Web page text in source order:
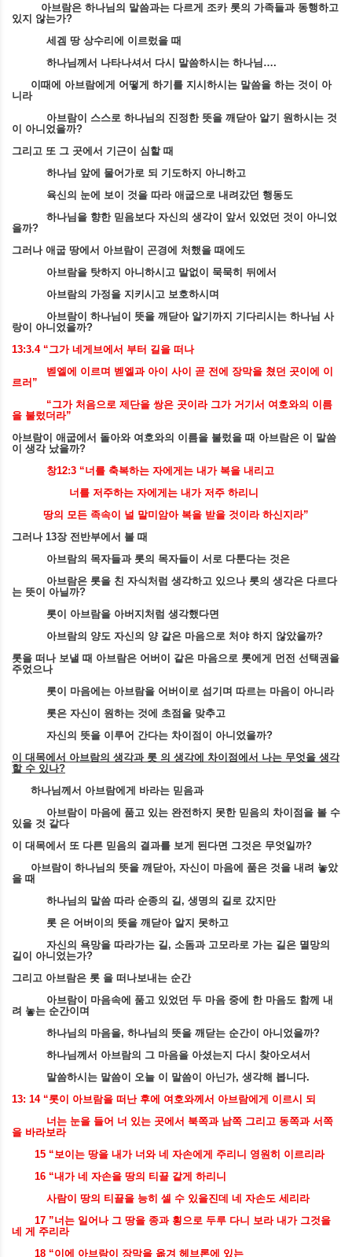
아브람은 하나님의 말씀과는 다르게 조카 롯의 가족들과 동행하고
있지 않는가?
세겜 땅 상수리에 이르렀을 때
하나님께서 나타나셔서 다시 말씀하시는 하나님….
이때에 아브람에게 어떻게 하기를 지시하시는 말씀을 하는 것이 아
니라
아브람이 스스로 하나님의 진정한 뜻을 깨닫아 알기 원하시는 것
이 아니었을까?
그리고 또 그 곳에서 기근이 심할 때
하나님 앞에 물어가로 되 기도하지 아니하고
육신의 눈에 보이 것을 따라 애굽으로 내려갔던 행동도
하나님을 향한 믿음보다 자신의 생각이 앞서 있었던 것이 아니었
을까?
그러나 애굽 땅에서 아브람이 곤경에 처했을 때에도
아브람을 탓하지 아니하시고 말없이 묵묵히 뒤에서
아브람의 가정을 지키시고 보호하시며
아브람이 하나님이 뜻을 깨닫아 알기까지 기다리시는 하나님 사
랑이 아니었을까?
13:3.4 “그가 네게브에서 부터 길을 떠나
벧엘에 이르며 벧엘과 아이 사이 곧 전에 장막을 쳤던 곳이에 이
르러”
“그가 처음으로 제단을 쌍은 곳이라 그가 거기서 여호와의 이름
을 불렀더라”
아브람이 애굽에서 돌아와 여호와의 이름을 불렀을 때 아브람은 이 말씀
이 생각 났을까?
창12:3 “너를 축복하는 자에게는 내가 복을 내리고
너를 저주하는 자에게는 내가 저주 하리니
땅의 모든 족속이 널 말미암아 복을 받을 것이라 하신지라”
그러나 13장 전반부에서 볼 때
아브람의 목자들과 롯의 목자들이 서로 다툰다는 것은
아브람은 롯을 친 자식처럼 생각하고 있으나 롯의 생각은 다르다
는 뜻이 아닐까?
롯이 아브람을 아버지처럼 생각했다면
아브람의 양도 자신의 양 같은 마음으로 처야 하지 않았을까?
롯을 떠나 보낼 때 아브람은 어버이 같은 마음으로 롯에게 먼전 선택권을
주었으나
롯이 마음에는 아브람을 어버이로 섬기며 따르는 마음이 아니라
롯은 자신이 원하는 것에 초점을 맞추고
자신의 뜻을 이루어 간다는 차이점이 아니었을까?
이 대목에서 아브람의 생각과 롯 의 생각에 차이점에서 나는 무엇을 생각
할 수 있나?
하나님께서 아브람에게 바라는 믿음과
아브람이 마음에 품고 있는 완전하지 못한 믿음의 차이점을 볼 수
있을 것 같다
이 대목에서 또 다른 믿음의 결과를 보게 된다면 그것은 무엇일까?
아브람이 하나님의 뜻을 깨닫아, 자신이 마음에 품은 것을 내려 놓았
을 때
하나님의 말씀 따라 순종의 길, 생명의 길로 갔지만
롯 은 어버이의 뜻을 깨닫아 알지 못하고
자신의 욕망을 따라가는 길, 소돔과 고모라로 가는 길은 멸망의
길이 아니었는가?
그리고 아브람은 롯 을 떠나보내는 순간
아브람이 마음속에 품고 있었던 두 마음 중에 한 마음도 함께 내
려 놓는 순간이며
하나님의 마음을, 하나님의 뜻을 깨닫는 순간이 아니었을까?
하나님께서 아브람의 그 마음을 아셨는지 다시 찾아오셔서
말씀하시는 말씀이 오늘 이 말씀이 아닌가, 생각해 봅니다.
13: 14 “롯이 아브람을 떠난 후에 여호와께서 아브람에게 이르시 되
너는 눈을 들어 너 있는 곳에서 북쪽과 남쪽 그리고 동쪽과 서쪽
을 바라보라
15 “ 보이는 땅을 내가 너와 네 자손에게 주리니 영원히 이르리라
16 “내가 네 자손을 땅의 티끌 같게 하리니
사람이 땅의 티끌을 능히 셀 수 있을진데 네 자손도 세리라
17 ”너는 일어나 그 땅을 종과 횡으로 두루 다니 보라 내가 그것을
네 게 주리라
18 “이에 아브람이 장막을 옮겨 헤브론에 있는